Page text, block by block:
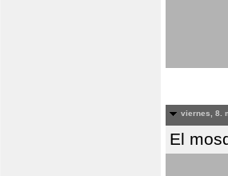
viernes, 8.
El